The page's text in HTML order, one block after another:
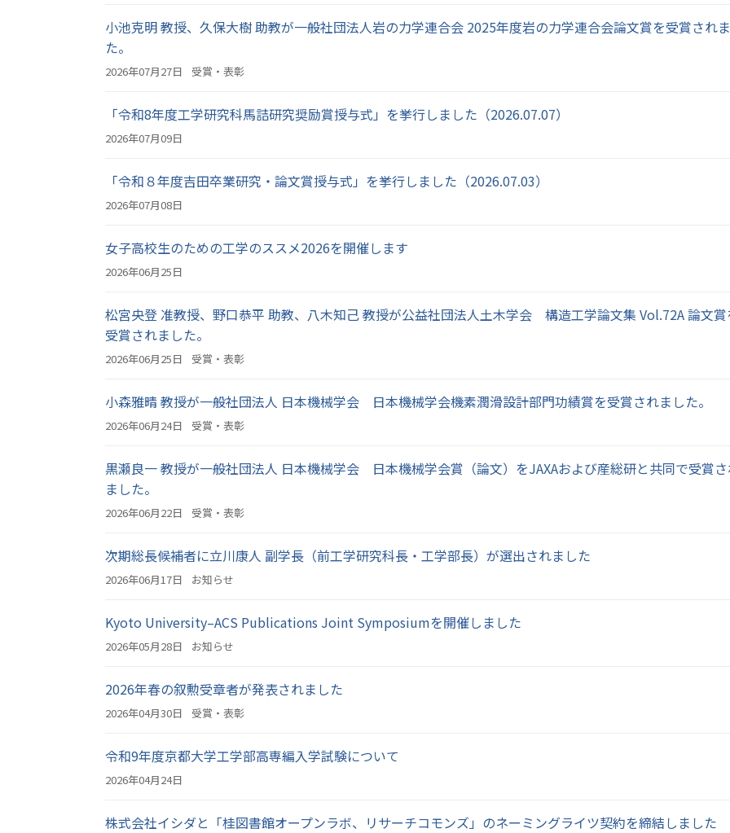
小池克明 教授、久保大樹 助教が一般社団法人岩の力学連合会 2025年度岩の力学連合会論文賞を受賞され
た。
2026年07月27日 受賞・表彰
「令和8年度工学研究科馬詰研究奨励賞授与式」を挙行しました（2026.07.07）
2026年07月09日
「令和８年度吉田卒業研究・論文賞授与式」を挙行しました（2026.07.03）
2026年07月08日
女子高校生のための工学のススメ2026を開催します
2026年06月25日
松宮央登 准教授、野口恭平 助教、八木知己 教授が公益社団法人土木学会 構造工学論文集 Vol.72A 論文
受賞されました。
2026年06月25日 受賞・表彰
小森雅晴 教授が一般社団法人 日本機械学会 日本機械学会機素潤滑設計部門功績賞を受賞されました。
2026年06月24日 受賞・表彰
黒瀬良一 教授が一般社団法人 日本機械学会 日本機械学会賞（論文）をJAXAおよび産総研と共同で受賞
ました。
2026年06月22日 受賞・表彰
次期総長候補者に立川康人 副学長（前工学研究科長・工学部長）が選出されました
2026年06月17日 お知らせ
Kyoto University–ACS Publications Joint Symposiumを開催しました
2026年05月28日 お知らせ
2026年春の叙勲受章者が発表されました
2026年04月30日 受賞・表彰
令和9年度京都大学工学部高専編入学試験について
2026年04月24日
株式会社イシダと「桂図書館オープンラボ、リサーチコモンズ」のネーミングライツ契約を締結しました